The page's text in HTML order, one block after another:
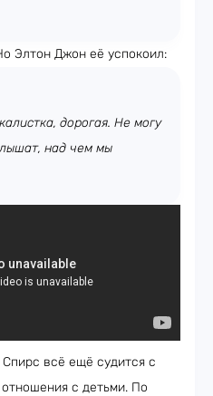
Элтон Джон её успокоил:
дорогая. Не могу
над чем мы
всё ещё судится с
с детьми. По